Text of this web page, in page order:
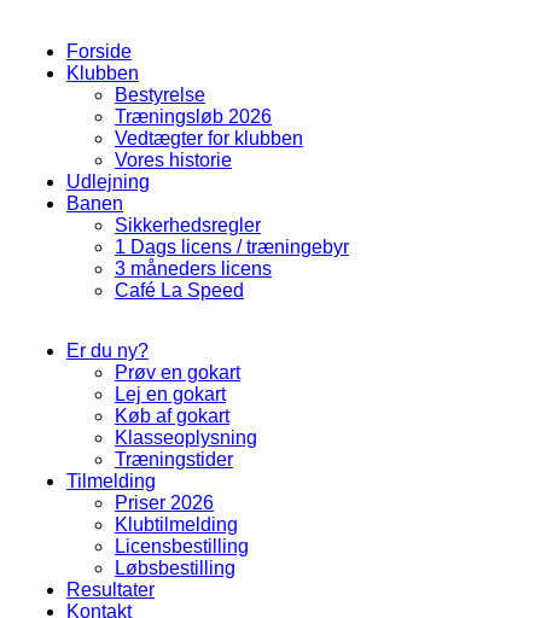
Forside
Klubben
Bestyrelse
Træningsløb 2026
Vedtægter for klubben
Vores historie
Udlejning
Banen
Sikkerhedsregler
1 Dags licens / træningebyr
3 måneders licens
Café La Speed
Er du ny?
Prøv en gokart
Lej en gokart
Køb af gokart
Klasseoplysning
Træningstider
Tilmelding
Priser 2026
Klubtilmelding
Licensbestilling
Løbsbestilling
Resultater
Kontakt